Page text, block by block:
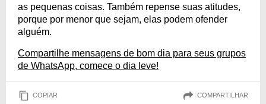
as pequenas coisas. Também repense suas atitudes,
porque por menor que sejam, elas podem ofender
alguém.
Compartilhe mensagens de bom dia para seus grupos
de WhatsApp, comece o dia leve!
COPIAR COMPARTILHAR